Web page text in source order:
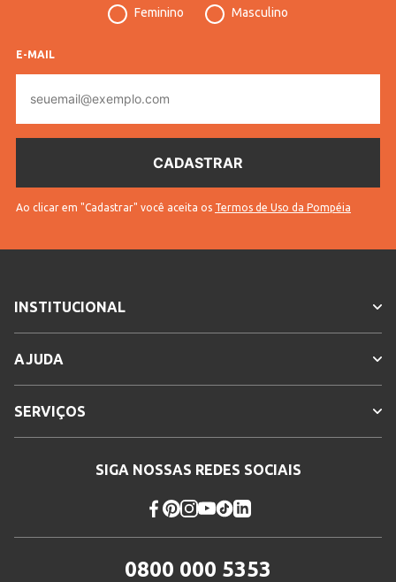
Rose
Feminino Masculino
E-MAIL
mail
Ao clicar em "Cadastrar" você aceita os Termos de Uso da Pompéia
INSTITUCIONAL
AJUDA
SERVIÇOS
SIGA NOSSAS REDES SOCIAIS
0800 000 5353